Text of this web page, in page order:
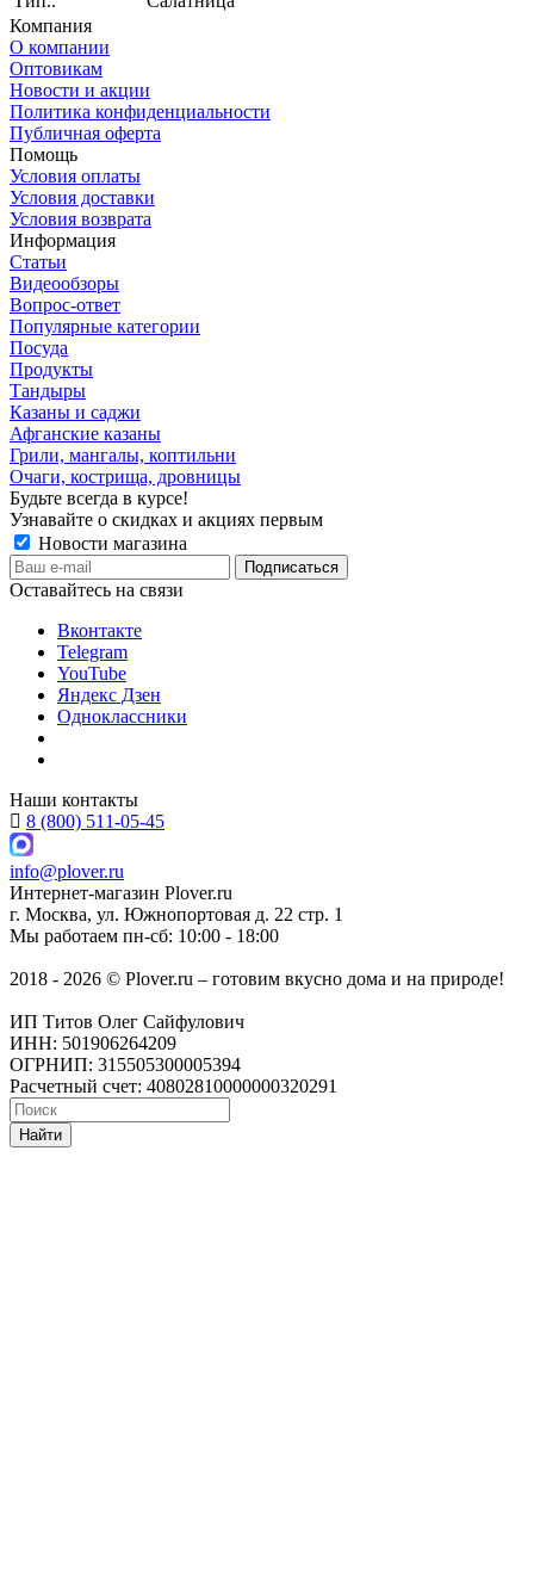
Компания
О компании
Оптовикам
Новости и акции
Политика конфиденциальности
Публичная оферта
Помощь
Условия оплаты
Условия доставки
Условия возврата
Информация
Статьи
Видеообзоры
Вопрос-ответ
Популярные категории
Посуда
Продукты
Тандыры
Казаны и саджи
Афганские казаны
Грили, мангалы, коптильни
Очаги, кострища, дровницы
Будьте всегда в курсе!
Узнавайте о скидках и акциях первым
Новости магазина
Оставайтесь на связи
Вконтакте
Telegram
YouTube
Яндекс Дзен
Одноклассники
Наши контакты
8 (800) 511-05-45
info@plover.ru
Интернет-магазин Plover.ru
г. Москва, ул. Южнопортовая д. 22 стр. 1
Мы работаем пн-сб: 10:00 - 18:00
2018 - 2026 © Plover.ru – готовим вкусно дома и на природе!
ИП Титов Олег Сайфулович
ИНН: 501906264209
ОГРНИП: 315505300005394
Расчетный счет: 40802810000000320291
Найти